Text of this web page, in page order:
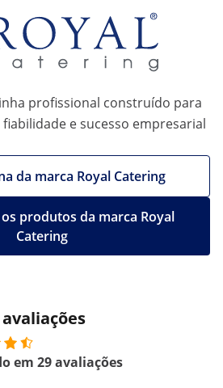
profissional construído para
e sucesso empresarial
da marca Royal Catering
produtos da marca Royal
Catering
em 29 avaliações